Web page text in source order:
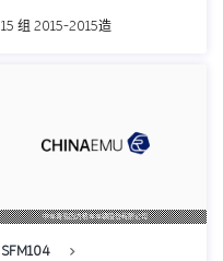
15 组 2015-2015造
中车青岛四方机车车辆股份有限公司
SFM104